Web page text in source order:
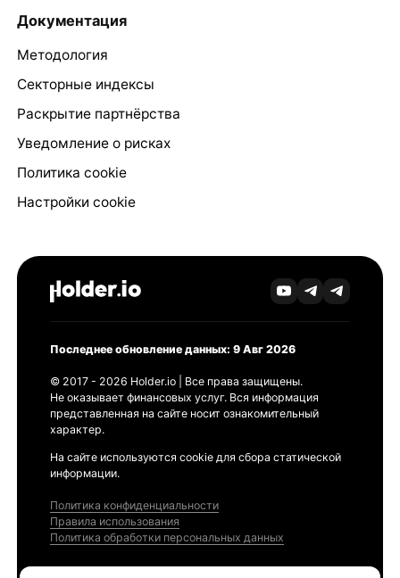
Документация
Методология
Секторные индексы
Раскрытие партнёрства
Уведомление о рисках
Политика cookie
Настройки cookie
Последнее обновление данных: 9 Авг 2026
© 2017 - 2026 Holder.io | Все права защищены.
Не оказывает финансовых услуг. Вся информация
представленная на сайте носит ознакомительный
характер.
На сайте используются cookie для сбора статической
информации.
Политика конфиденциальности
Правила использования
Политика обработки персональных данных